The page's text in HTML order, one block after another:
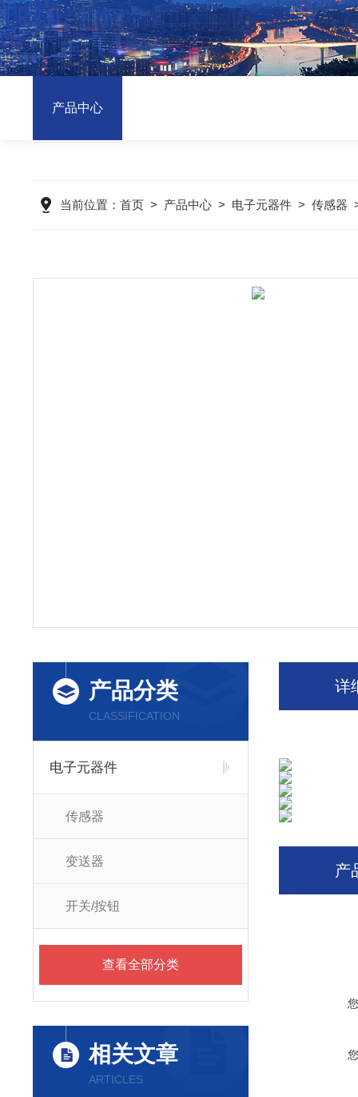
产品中心
当前位置： 首页> 产品中心> 电子元器件> 传感器
产品分类
CLASSIFICATION
电子元器件
传感器
变送器
开关/按钮
查看全部分类
相关文章
ARTICLES
详
产